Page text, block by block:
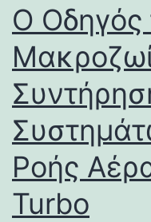
Ο Οδηγός
Ροής
Turbo